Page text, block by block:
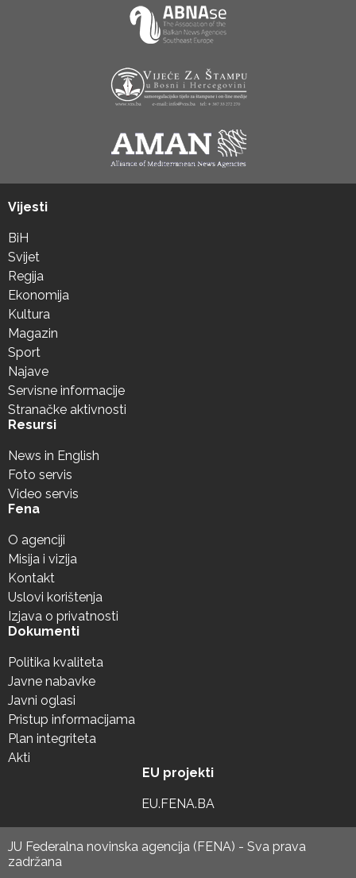
Vijesti
BiH
Svijet
Regija
Ekonomija
Kultura
Magazin
Sport
Najave
Servisne informacije
Stranačke aktivnosti
Resursi
News in English
Foto servis
Video servis
Fena
O agenciji
Misija i vizija
Kontakt
Uslovi korištenja
Izjava o privatnosti
Dokumenti
Politika kvaliteta
Javne nabavke
Javni oglasi
Pristup informacijama
Plan integriteta
Akti
EU projekti
EU.FENA.BA
JU Federalna novinska agencija (FENA) - Sva prava
zadržana